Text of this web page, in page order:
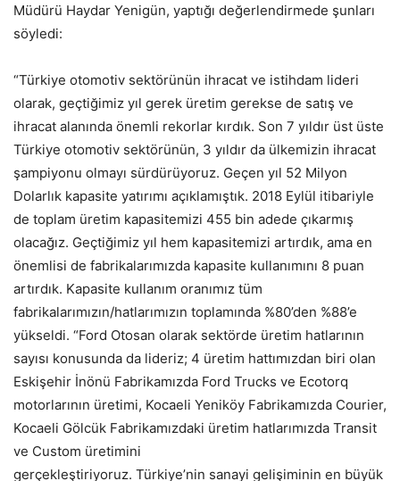
Müdürü Haydar Yenigün, yaptığı değerlendirmede şunları
söyledi:
“Türkiye otomotiv sektörünün ihracat ve istihdam lideri
olarak, geçtiğimiz yıl gerek üretim gerekse de satış ve
ihracat alanında önemli rekorlar kırdık. Son 7 yıldır üst üste
Türkiye otomotiv sektörünün, 3 yıldır da ülkemizin ihracat
şampiyonu olmayı sürdürüyoruz. Geçen yıl 52 Milyon
Dolarlık kapasite yatırımı açıklamıştık. 2018 Eylül itibariyle
de toplam üretim kapasitemizi 455 bin adede çıkarmış
olacağız. Geçtiğimiz yıl hem kapasitemizi artırdık, ama en
önemlisi de fabrikalarımızda kapasite kullanımını 8 puan
artırdık. Kapasite kullanım oranımız tüm
fabrikalarımızın/hatlarımızın toplamında %80’den %88’e
yükseldi. “Ford Otosan olarak sektörde üretim hatlarının
sayısı konusunda da lideriz; 4 üretim hattımızdan biri olan
Eskişehir İnönü Fabrikamızda Ford Trucks ve Ecotorq
motorlarının üretimi, Kocaeli Yeniköy Fabrikamızda Courier,
Kocaeli Gölcük Fabrikamızdaki üretim hatlarımızda Transit
ve Custom üretimini
gerçekleştiriyoruz. Türkiye’nin sanayi gelişiminin en büyük